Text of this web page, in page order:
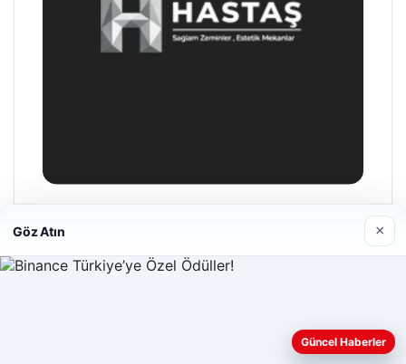
Son Eklenen Firmalar
Web sitemizi nasıl kullandığınızı daha iyi anlayabilmek,
deneyiminizi kişiselleştirmek ve geliştirmek amacıyla çerezler
Göz Atın ×
Güncel Haberler